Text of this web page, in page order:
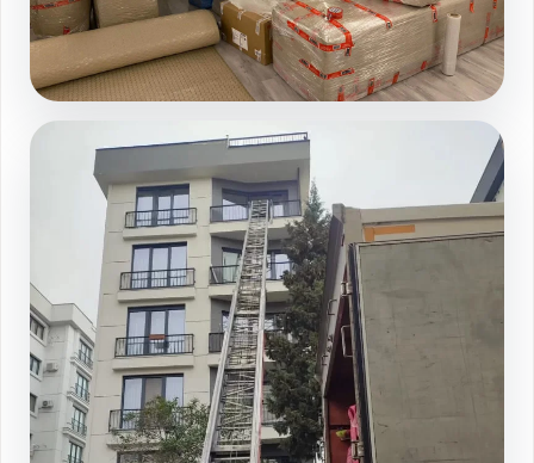
Tam kapsamli ev toplama
Galeri sayfasında devamını görüntüleyin